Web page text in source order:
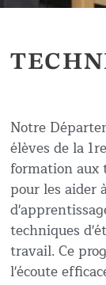
Notre
élèves de la
formation aux
pour les aider
techniques
travail. Ce
l'écoute